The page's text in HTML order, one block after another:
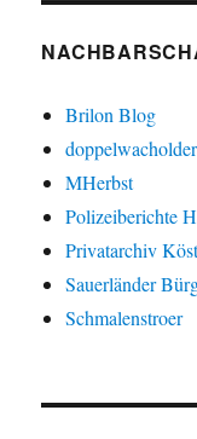
Brilon Blog
doppelwacholder
MHerbst
Polizeiberichte
Privatarchiv
Sauerländer
Schmalenstroer